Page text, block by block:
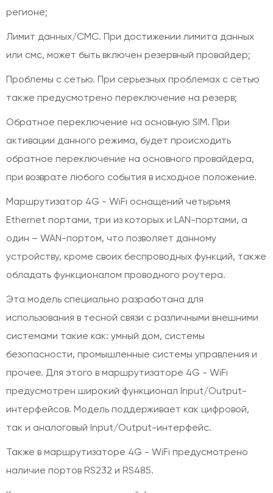
регионе;
Лимит данных/СМС. При достижении лимита данных
или смс, может быть включен резервный провайдер;
Проблемы с сетью. При серьезных проблемах с сетью
также предусмотрено переключение на резерв;
Обратное переключение на основную SIM. При
активации данного режима, будет происходить
обратное переключение на основного провайдера,
при возврате любого события в исходное положение.
Маршрутизатор 4G - WiFi оснащений четырьмя
Ethernet портами, три из которых и LAN-портами, а
один – WAN-портом, что позволяет данному
устройству, кроме своих беспроводных функций, также
обладать функционалом проводного роутера.
Эта модель специально разработана для
использования в тесной связи с различными внешними
системами такие как: умный дом, системы
безопасности, промышленные системы управления и
прочее. Для этого в маршрутизаторе 4G - WiFi
предусмотрен широкий функционал Input/Output-
интерфейсов. Модель поддерживает как цифровой,
так и аналоговый Input/Output-интерфейс.
Также в маршрутизаторе 4G - WiFi предусмотрено
наличие портов RS232 и RS485.